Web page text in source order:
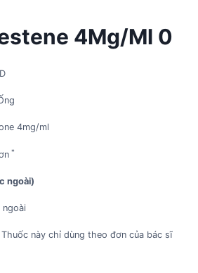
4Mg/Ml 0
4mg/ml
*
ngoài)
này chỉ dùng theo đơn của bác sĩ